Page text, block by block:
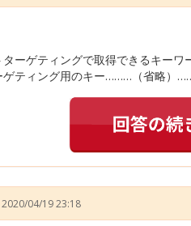
ーゲティングで取得できるキーワ
ゲティング用のキー………（省略）
2020/04/19 23:18